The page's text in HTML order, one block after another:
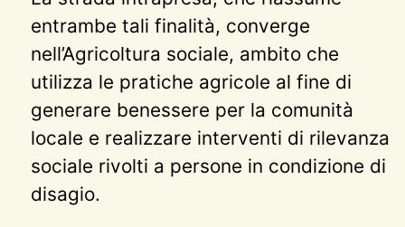
entrambe tali finalità, converge
nell’Agricoltura sociale, ambito che
utilizza le pratiche agricole al fine di
generare benessere per la comunità
locale e realizzare interventi di rilevanza
sociale rivolti a persone in condizione di
disagio.